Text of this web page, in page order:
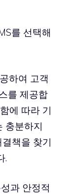
를 선택해
하여 고객
를 제공합
에 따라 기
충분하지
책을 찾기
.
과 안정적